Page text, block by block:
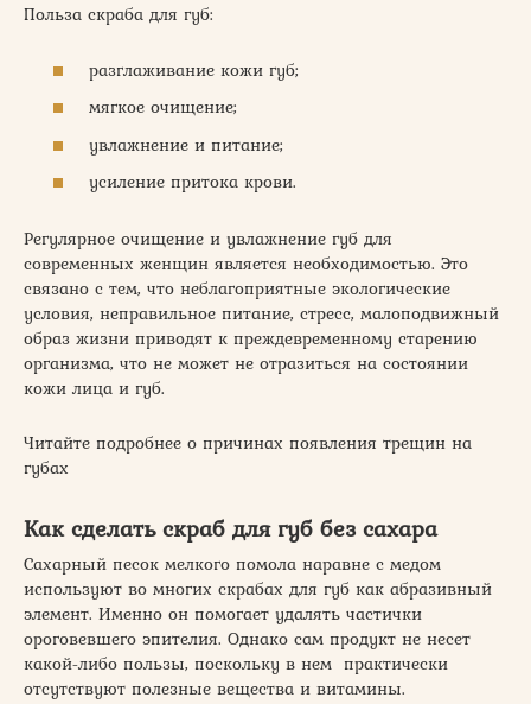
Польза скраба для губ:
разглаживание кожи губ;
мягкое очищение;
увлажнение и питание;
усиление притока крови.
Регулярное очищение и увлажнение губ для
современных женщин является необходимостью. Это
связано с тем, что неблагоприятные экологические
условия, неправильное питание, стресс, малоподвижный
образ жизни приводят к преждевременному старению
организма, что не может не отразиться на состоянии
кожи лица и губ.
Читайте подробнее о причинах появления трещин на
губах
Как сделать скраб для губ без сахара
Сахарный песок мелкого помола наравне с медом
используют во многих скрабах для губ как абразивный
элемент. Именно он помогает удалять частички
ороговевшего эпителия. Однако сам продукт не несет
какой-либо пользы, поскольку в нем практически
отсутствуют полезные вещества и витамины.